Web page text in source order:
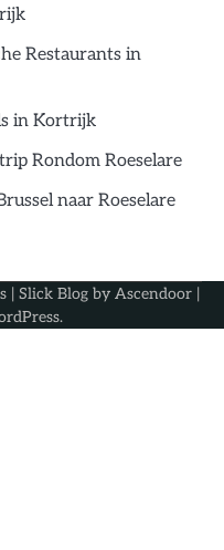
Restaurants in
in Kortrijk
Rondom Roeselare
naar Roeselare
| Slick Blog by Ascendoor|
.